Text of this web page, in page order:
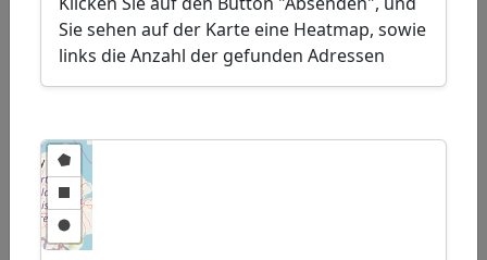
Sie sehen auf der Karte eine Heatmap, sowie
links die Anzahl der gefunden Adressen